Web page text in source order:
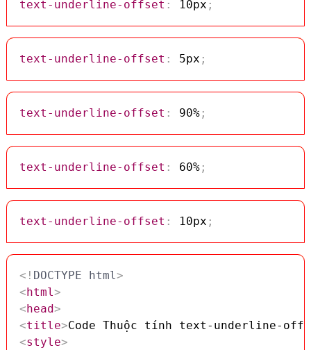
text-underline-offset : 10px ;
text-underline-offset : 5px ;
text-underline-offset : 90%;
text-underline-offset : 60%;
text-underline-offset : 10px ;
<! DOCTYPE html>
<html>
<head>
<title>Code Thuộc tính text-underline-
<style>